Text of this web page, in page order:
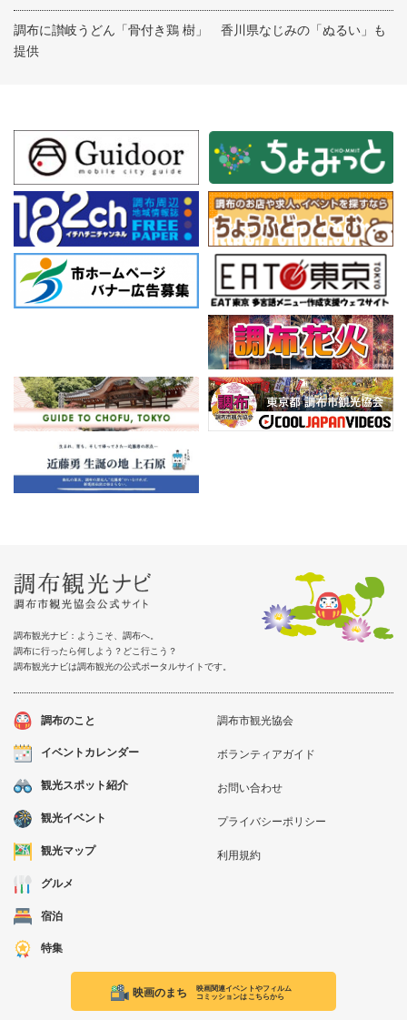
調布に讃岐うどん「骨付き鶏 樹」 香川県なじみの「ぬるい」も
提供
調布観光ナビ：ようこそ、調布へ。
調布に行ったら何しよう？どこ行こう？
調布観光ナビは調布観光の公式ポータルサイトです。
調布のこと
イベントカレンダー
観光スポット紹介
観光イベント
観光マップ
グルメ
宿泊
特集
調布市観光協会
ボランティアガイド
お問い合わせ
プライバシーポリシー
利用規約
映画のまち
映画関連イベントやフィルム
コミッションはこちらから